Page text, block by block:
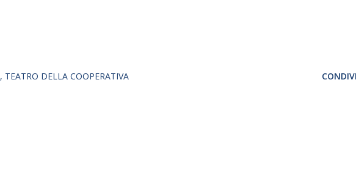
TEATRO DELLA COOPERATIVA